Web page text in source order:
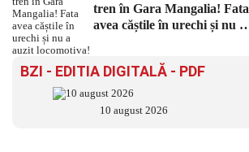
tren în Gara Mangalia! Fata
avea căștile în urechi și nu a
BZI - EDITIA DIGITALĂ - PDF
10 august 2026